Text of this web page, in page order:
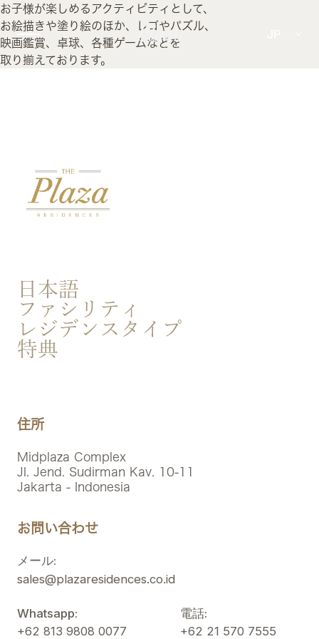
お子様が楽しめるアクティビティとして、
お絵描きや塗り絵のほか、レゴやパズル、
映画鑑賞、卓球、各種ゲームなどを
取り揃えております。
日本語
ファシリティ
レジデンスタイプ
特典
住所
Midplaza Complex
Jl. Jend. Sudirman Kav. 10-11
Jakarta - Indonesia
お問い合わせ
メール:
sales@plazaresidences.co.id
Whatsapp:
+62 813 9808 0077
電話:
+62 21 570 7555